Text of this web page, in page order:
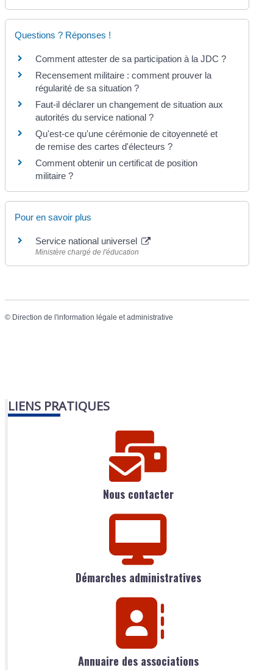
Questions ? Réponses !
Comment attester de sa participation à la JDC ?
Recensement militaire : comment prouver la
régularité de sa situation ?
Faut-il déclarer un changement de situation aux
autorités du service national ?
Qu'est-ce qu'une cérémonie de citoyenneté et
de remise des cartes d'électeurs ?
Comment obtenir un certificat de position
militaire ?
Pour en savoir plus
Service national universel
Ministère chargé de l'éducation
© Direction de l'information légale et administrative
LIENS PRATIQUES
Nous contacter
Démarches administratives
Annuaire des associations